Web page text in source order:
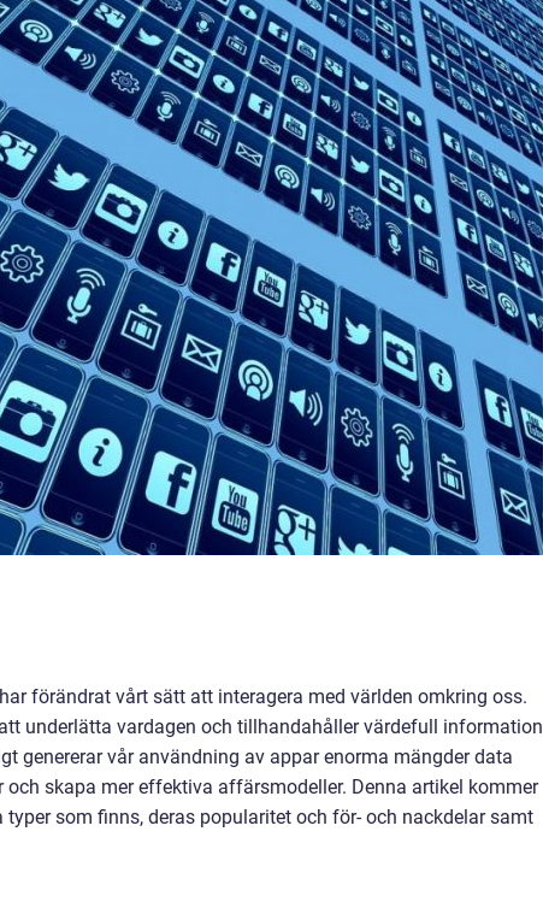
förändrat vårt sätt att interagera med världen omkring oss.
underlätta vardagen och tillhandahåller värdefull information
genererar vår användning av appar enorma mängder data
skapa mer effektiva affärsmodeller. Denna artikel kommer
som finns, deras popularitet och för- och nackdelar samt